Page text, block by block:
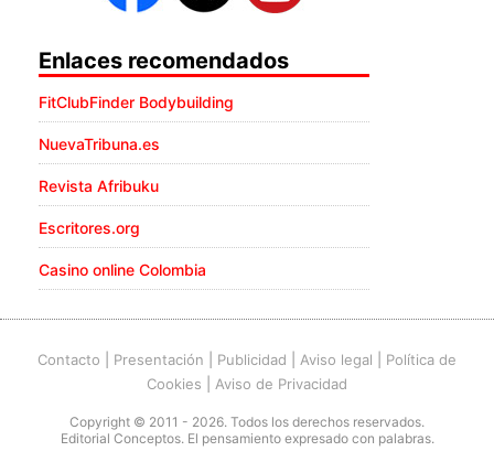
Enlaces recomendados
FitClubFinder Bodybuilding
NuevaTribuna.es
Revista Afribuku
Escritores.org
Casino online Colombia
Contacto Presentación Publicidad Aviso legal
Política de
Cookies
Aviso de Privacidad
Copyright © 2011 - 2026. Todos los derechos reservados.
Editorial Conceptos. El pensamiento expresado con palabras.